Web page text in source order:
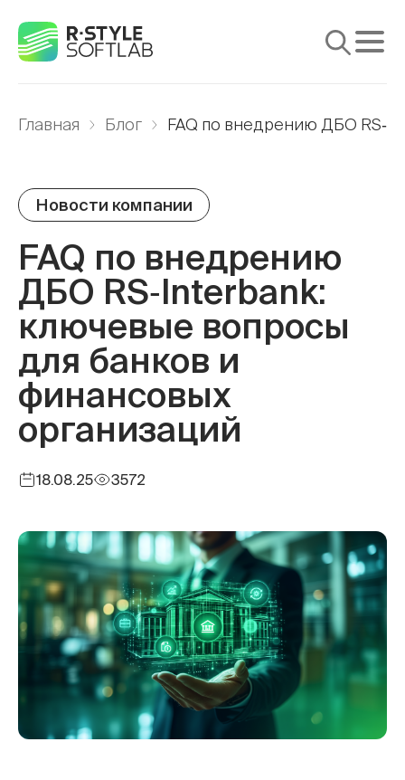
Решения
Медиа
Компания
Главная Блог FAQ по внедрению ДБО
Новости компании
FAQ по внедрению
ДБО RS‑Interbank:
ключевые вопросы
для банков и
финансовых
организаций
18.08.25 3572